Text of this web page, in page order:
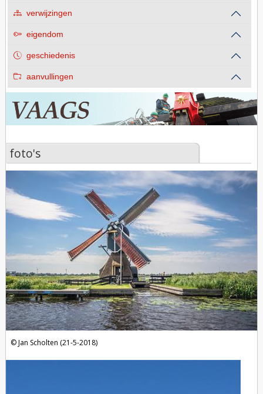
verwijzingen
eigendom
geschiedenis
aanvullingen
foto's
Jan Scholten (21-5-2018)